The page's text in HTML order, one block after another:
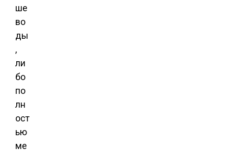
ше
во
ды
,
ли
бо
по
лн
ост
ью
ме